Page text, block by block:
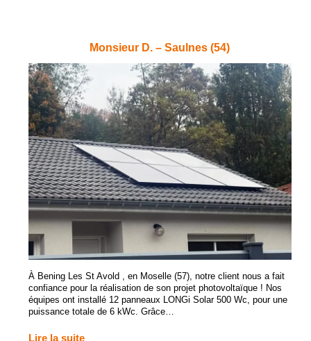
Monsieur D. – Saulnes (54)
À Bening Les St Avold , en Moselle (57), notre client nous a fait
confiance pour la réalisation de son projet photovoltaïque ! Nos
équipes ont installé 12 panneaux LONGi Solar 500 Wc, pour une
puissance totale de 6 kWc. Grâce…
Lire la suite